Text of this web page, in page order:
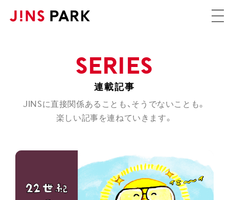
SERIES
JINSに直接関係あることも、そうでないことも。
楽しい記事を連ねていきます。